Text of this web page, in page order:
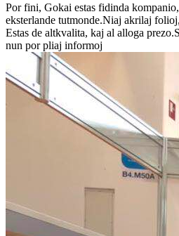
Por fini, Gokai estas fidinda
eksterlande tutmonde.Niaj akrilaj
Estas de altkvalita, kaj al alloga
nun por pliaj informoj